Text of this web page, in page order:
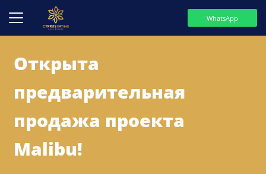
WhatsApp
Открыта
предварительная
продажа проекта
Malibu!